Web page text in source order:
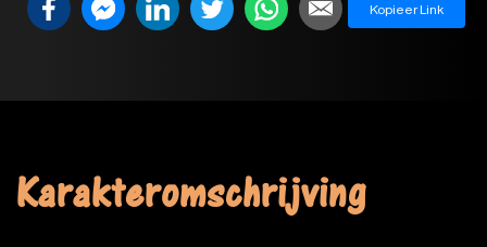
Kopieer Link
Karakteromschrijving